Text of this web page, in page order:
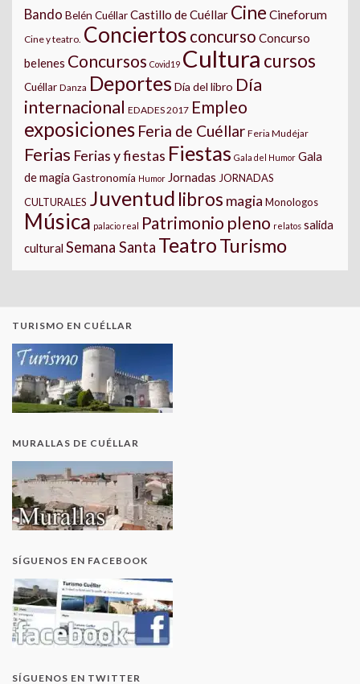
Bando Belén CuéllarCastillo de Cuéllar Cine Cineforum
Cine y teatro. Conciertos concurso Concurso
belenes Concursos Covid19 Cultura cursos
Cuéllar Danza Deportes Día del libro Día
internacional EDADES 2017 Empleo
exposiciones Feria de Cuéllar Feria Mudéjar
Ferias Ferias y fiestas Fiestas Gala del Humor Gala
de magia Gastronomía Humor Jornadas JORNADAS
CULTURALES Juventud libros magia Monologos
Música palacio real Patrimonio pleno relatos salida
cultural Semana Santa TeatroTurismo
TURISMO EN CUÉLLAR
MURALLAS DE CUÉLLAR
SÍGUENOS EN FACEBOOK
SÍGUENOS EN TWITTER